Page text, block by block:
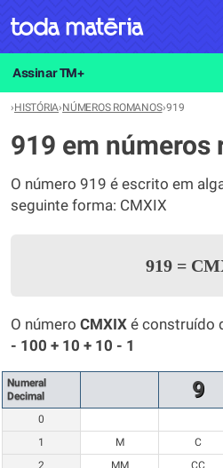
Assinar TM+
›HISTÓRIA›NÚMEROS ROMANOS›919
919 em números
O número 919 é escrito em
seguinte forma: CMXIX
919 =
O número CMXIX é construído
- 100 + 10 + 10 - 1
Numeral
Decimal
9
0
1
M C
2
MM CC